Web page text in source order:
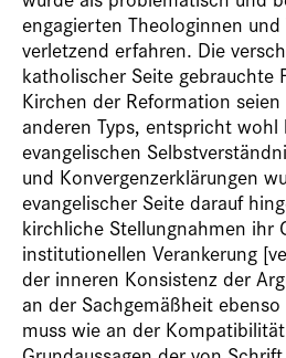
engagierten Theologinnen
verletzend erfahren. Die
katholischer Seite gebrauchte
Kirchen der Reformation
anderen Typs, entspricht wohl
evangelischen
und Konvergenzerklärungen
evangelischer Seite darauf
kirchliche Stellungnahmen ihr
institutionellen Verankerung
der inneren Konsistenz der
an der Sachgemäßheit
muss wie an der